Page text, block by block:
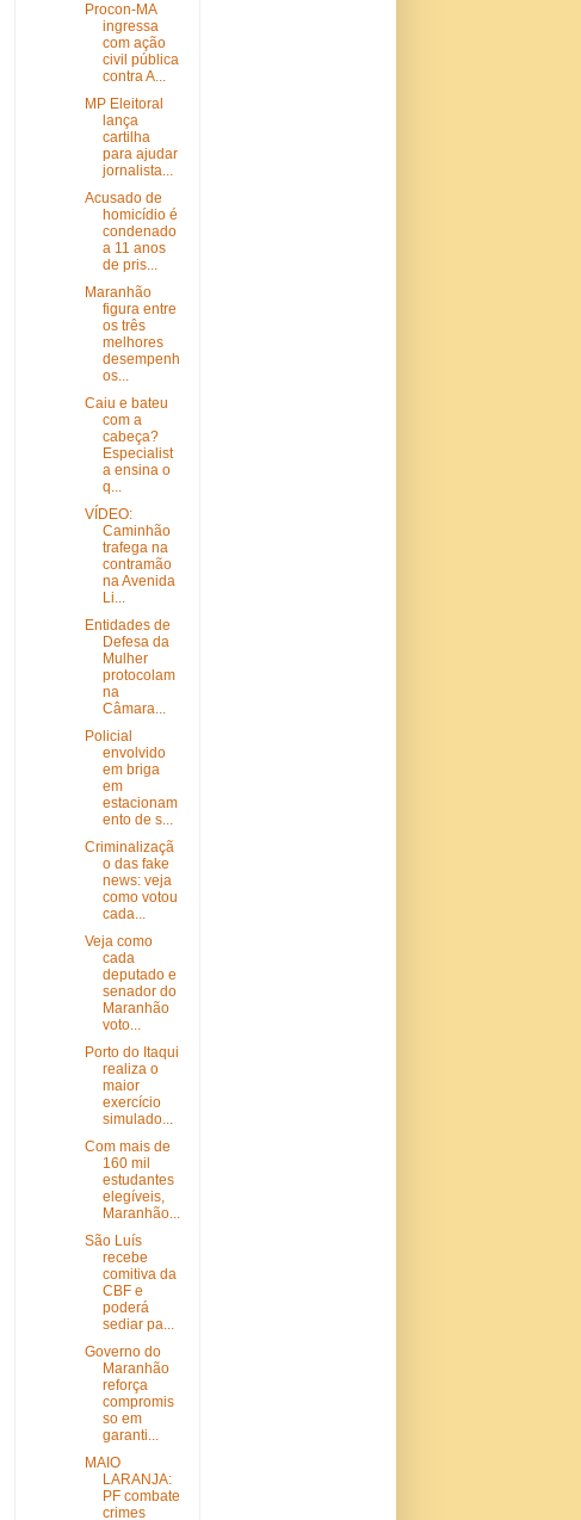
Procon-MA
ingressa
com ação
civil pública
contra A...
MP Eleitoral
lança
cartilha
para ajudar
jornalista...
Acusado de
homicídio é
condenado
a 11 anos
de pris...
Maranhão
figura entre
os três
melhores
desempenh
os...
Caiu e bateu
com a
cabeça?
Especialist
a ensina o
q...
VÍDEO:
Caminhão
trafega na
contramão
na Avenida
Li...
Entidades de
Defesa da
Mulher
protocolam
na
Câmara...
Policial
envolvido
em briga
em
estacionam
ento de s...
Criminalizaçã
o das fake
news: veja
como votou
cada...
Veja como
cada
deputado e
senador do
Maranhão
voto...
Porto do Itaqui
realiza o
maior
exercício
simulado...
Com mais de
160 mil
estudantes
elegíveis,
Maranhão...
São Luís
recebe
comitiva da
CBF e
poderá
sediar pa...
Governo do
Maranhão
reforça
compromis
so em
garanti...
MAIO
LARANJA:
PF combate
crimes